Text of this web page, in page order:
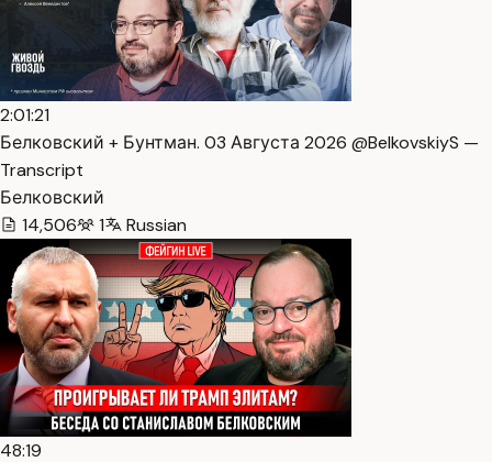
2:01:21
Белковский + Бунтман. 03 Августа 2026 @BelkovskiyS —
Transcript
Белковский
14,506
1 Russian
48:19